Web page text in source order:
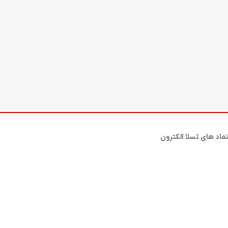
نماد های تسلا الکترون